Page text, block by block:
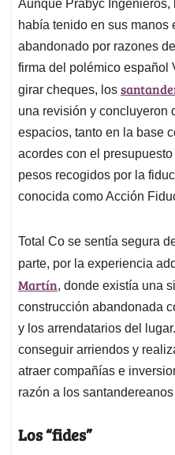
Aunque Prabyc
había tenido en sus manos
abandonado por razones
firma del polémico español
girar cheques, los
una revisión y concluyeron
espacios, tanto en la base
acordes con el
pesos recogidos por la
conocida como Acción
Total Co se sentía segura
parte, por la experiencia
Martín, donde existía una
construcción abandonada
y los arrendatarios del
conseguir arriendos y
atraer compañías e
razón a los
Los “fides”